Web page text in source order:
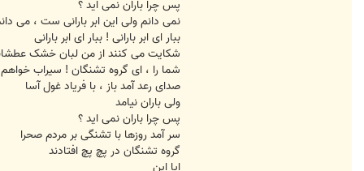
پس چرا باران نمی اید ؟
نمی دانم ولی این ابر بارانی ست ، می
ببار ای ابر بارانی ! ببار ای ابر بارانی
شکایت می کنند از من لبان خشک
شما را ، ای گروه تشنگان ! سیراب
صدای رعد آمد باز ، با فریاد غول آسا
ولی باران نیامد
پس چرا باران نمی اید ؟
سر آمد روزها با تشنگی بر مردم صحرا
گروه تشنگان در پچ پچ افتادند